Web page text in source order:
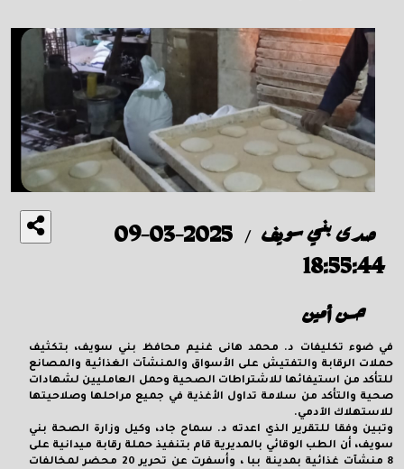
صدى بني سويف /
2025-03-09
18:55:44
حسن أمين
في ضوء تكليفات د. محمد هانى غنيم محافظ بني سويف، بتكثيف
حملات الرقابة والتفتيش على الأسواق والمنشآت الغذائية والمصانع
للتأكد من استيفائها للاشتراطات الصحية وحمل العامليين لشهادات
صحية والتأكد من سلامة تداول الأغذية في جميع مراحلها وصلاحيتها
للاستهلاك الآدمي.
وتبين وفقا للتقرير الذي اعدته د. سماح جاد، وكيل وزارة الصحة بني
سويف، أن الطب الوقائي بالمديرية قام بتنفيذ حملة رقابة ميدانية على
8 منشآت غذائية بمدينة ببا ، وأسفرت عن تحرير 20 محضر لمخالفات